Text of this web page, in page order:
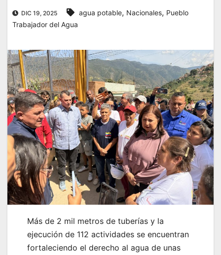
DIC 19, 2025 agua potable, Nacionales, Pueblo
Trabajador del Agua
Más de 2 mil metros de tuberías y la
ejecución de 112 actividades se encuentran
fortaleciendo el derecho al agua de unas